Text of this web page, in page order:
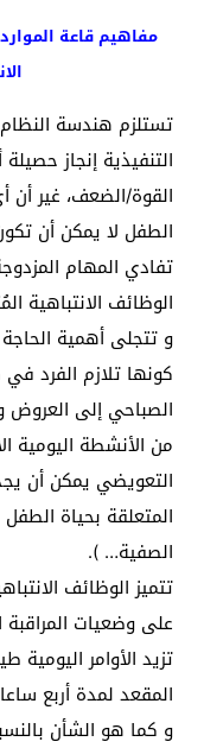
تستلزم هندسة
القوة/الضعف، غير
الطفل لا يمكن أن
الوظائف الانتباهية
و تتجلى أهمية
كونها تلازم الفرد
الصباحي إلى العروض
من الأنشطة اليومية
التعويضي يمكن أن
المتعلقة بحياة الطفل
الصفية… ).
تتميز الوظائف
على وضعيات المراقبة
تزيد الأوامر
المقعد لمدة أربع
و كما هو الشأن